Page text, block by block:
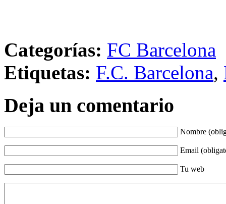
Categorías: FC Barcelona
Etiquetas: F.C. Barcelona,
Deja un comentario
Nombre
Email
Tu web